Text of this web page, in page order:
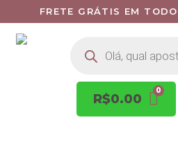
FRETE GRÁTIS EM
R$0.00